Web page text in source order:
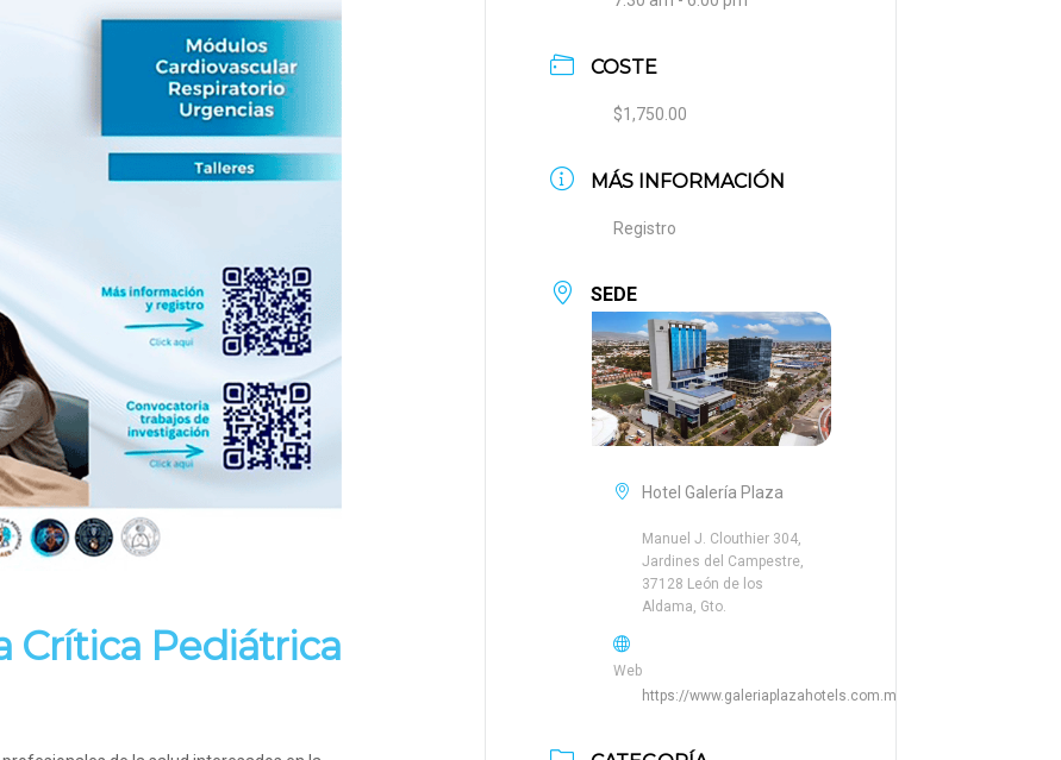
Crítica Pediátrica
COSTE
$1,750.00
MÁS INFORMACIÓN
Registro
SEDE
Hotel Galería Plaza
Manuel J. Clouthier 304,
Jardines del Campestre,
37128 León de los
Aldama, Gto.
Web
https://www.galeriaplazahotels.com.mx/es/leon/